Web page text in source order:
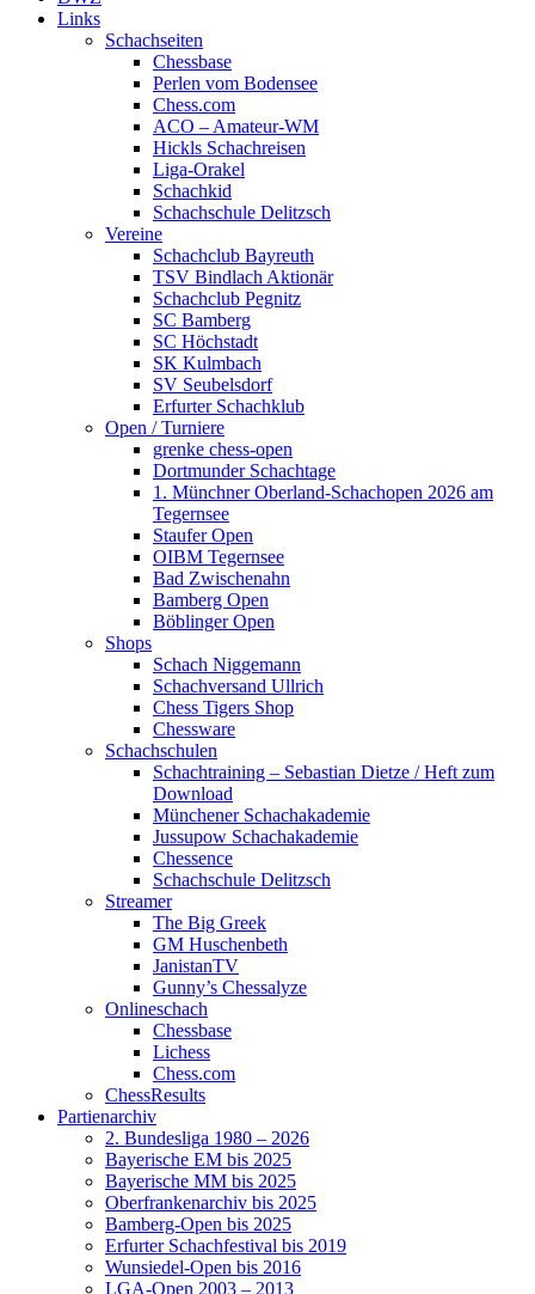
Links
Schachseiten
Chessbase
Perlen vom Bodensee
Chess.com
ACO – Amateur-WM
Hickls Schachreisen
Liga-Orakel
Schachkid
Schachschule Delitzsch
Vereine
Schachclub Bayreuth
TSV Bindlach Aktionär
Schachclub Pegnitz
SC Bamberg
SC Höchstadt
SK Kulmbach
SV Seubelsdorf
Erfurter Schachklub
Open / Turniere
grenke chess-open
Dortmunder Schachtage
1. Münchner Oberland-Schachopen 2026 am
Tegernsee
Staufer Open
OIBM Tegernsee
Bad Zwischenahn
Bamberg Open
Böblinger Open
Shops
Schach Niggemann
Schachversand Ullrich
Chess Tigers Shop
Chessware
Schachschulen
Schachtraining – Sebastian Dietze / Heft zum
Download
Münchener Schachakademie
Jussupow Schachakademie
Chessence
Schachschule Delitzsch
Streamer
The Big Greek
GM Huschenbeth
JanistanTV
Gunny’s Chessalyze
Onlineschach
Chessbase
Lichess
Chess.com
ChessResults
Partienarchiv
2. Bundesliga 1980 – 2026
Bayerische EM bis 2025
Bayerische MM bis 2025
Oberfrankenarchiv bis 2025
Bamberg-Open bis 2025
Erfurter Schachfestival bis 2019
Wunsiedel-Open bis 2016
LGA-Open 2003 – 2013